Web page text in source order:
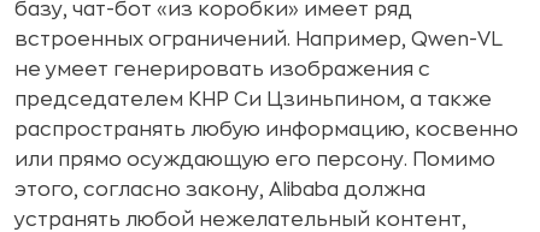
базу, чат-бот «из коробки» имеет ряд
встроенных ограничений. Например, Qwen-VL
не умеет генерировать изображения с
председателем КНР Си Цзиньпином, а также
распространять любую информацию, косвенно
или прямо осуждающую его персону. Помимо
этого, согласно закону, Alibaba должна
устранять любой нежелательный контент,